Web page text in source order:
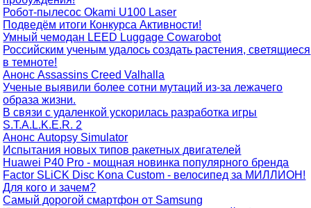
Робот-пылесос Okami U100 Laser
Подведём итоги Конкурса Активности!
Умный чемодан LEED Luggage Cowarobot
Российским ученым удалось создать растения, светящиеся
в темноте!
Анонс Assassins Creed Valhalla
Ученые выявили более сотни мутаций из-за лежачего
образа жизни.
В связи с удаленкой ускорилась разработка игры
S.T.A.L.K.E.R. 2
Анонс Autopsy Simulator
Испытания новых типов ракетных двигателей
Huawei P40 Pro - мощная новинка популярного бренда
Factor SLiCK Disc Kona Custom - велосипед за МИЛЛИОН!
Для кого и зачем?
Самый дорогой смартфон от Samsung